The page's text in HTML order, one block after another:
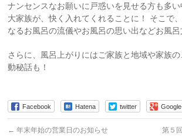
ナンセンスなお願いに戸惑いを見せる方も多
大家族が、快く入れてくれることに！ そこで
なるお風呂の流儀やお風呂の思い出などお風呂
さらに、風呂上がりにはご家族と地域や家族
動秘話も！
Facebook Hatena twitter
← 年末年始の営業日のお知らせ 第５